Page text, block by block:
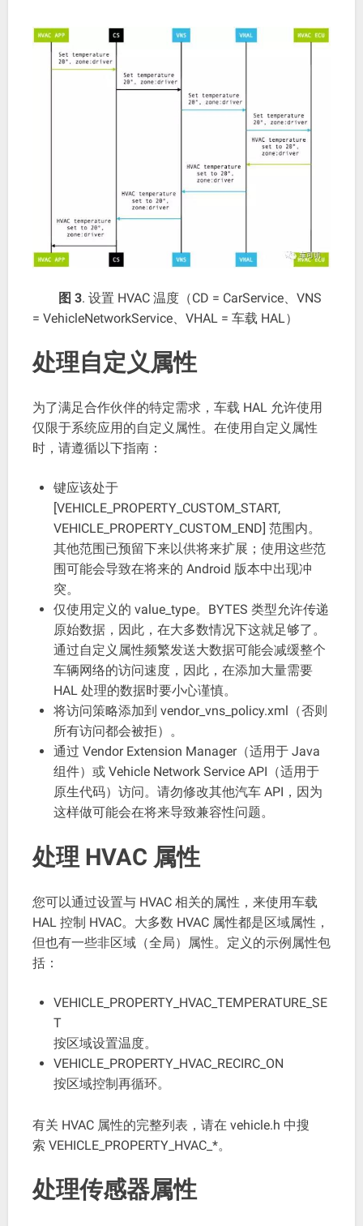
图 3. 设置 HVAC 温度（CD = CarService、VNS
= VehicleNetworkService、VHAL = 车载 HAL）
处理自定义属性
为了满足合作伙伴的特定需求，车载 HAL 允许使用
仅限于系统应用的自定义属性。在使用自定义属性
时，请遵循以下指南：
键应该处于
[VEHICLE_PROPERTY_CUSTOM_START,
VEHICLE_PROPERTY_CUSTOM_END] 范围内。
其他范围已预留下来以供将来扩展；使用这些范
围可能会导致在将来的 Android 版本中出现冲
突。
仅使用定义的 value_type。BYTES 类型允许传递
原始数据，因此，在大多数情况下这就足够了。
通过自定义属性频繁发送大数据可能会减缓整个
车辆网络的访问速度，因此，在添加大量需要
HAL 处理的数据时要小心谨慎。
将访问策略添加到 vendor_vns_policy.xml（否则
所有访问都会被拒）。
通过 Vendor Extension Manager（适用于 Java
组件）或 Vehicle Network Service API（适用于
原生代码）访问。请勿修改其他汽车 API，因为
这样做可能会在将来导致兼容性问题。
处理 HVAC 属性
您可以通过设置与 HVAC 相关的属性，来使用车载
HAL 控制 HVAC。大多数 HVAC 属性都是区域属性，
但也有一些非区域（全局）属性。定义的示例属性包
括：
VEHICLE_PROPERTY_HVAC_TEMPERATURE_SE
T
按区域设置温度。
VEHICLE_PROPERTY_HVAC_RECIRC_ON
按区域控制再循环。
有关 HVAC 属性的完整列表，请在 vehicle.h 中搜
索 VEHICLE_PROPERTY_HVAC_*。
处理传感器属性